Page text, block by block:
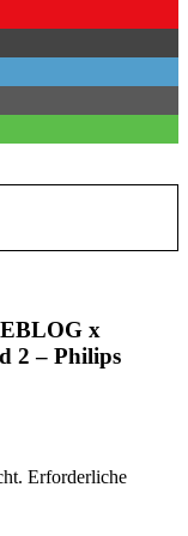
x
2 – Philips
Erforderliche